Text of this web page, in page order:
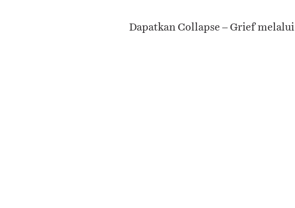
Dapatkan Collapse – Grief melalui